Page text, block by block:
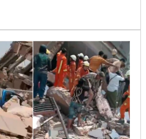
後，緬甸軍政府竟然沒把救災放在